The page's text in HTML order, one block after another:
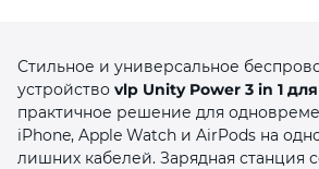
Стильное и универсальное
устройство vlp Unity Power 3 in 1
практичное решение для
iPhone, Apple Watch и AirPods на
лишних кабелей. Зарядная станцияраз